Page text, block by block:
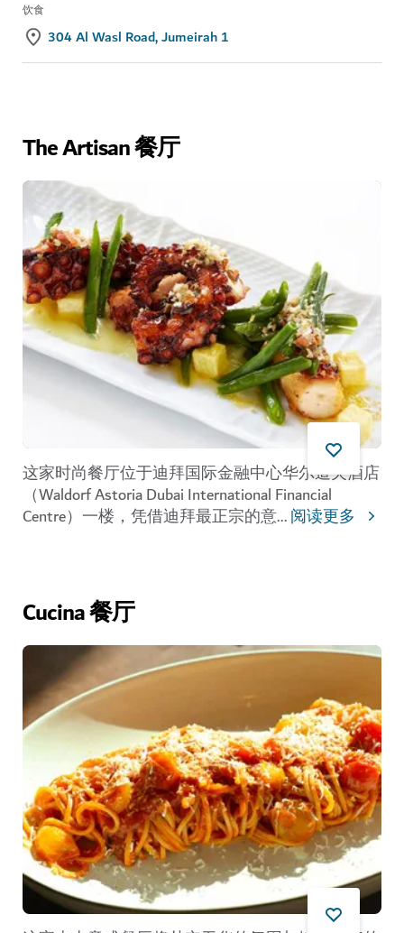
饮食
304 Al Wasl Road, Jumeirah 1
The Artisan 餐厅
这家时尚餐厅位于迪拜国际金融中心华尔道夫酒店
（Waldorf Astoria Dubai International Financial
Centre）一楼，凭借迪拜最正宗的意...阅读更多
Cucina 餐厅